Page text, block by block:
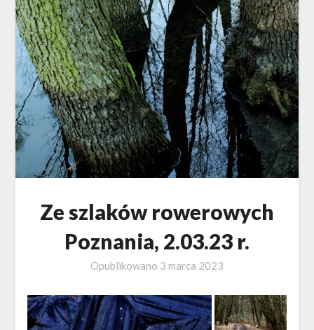
Ze szlaków rowerowych
Poznania, 2.03.23 r.
Opublikowano 3 marca 2023